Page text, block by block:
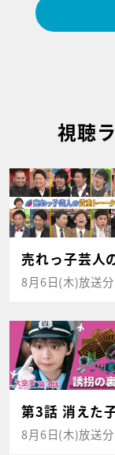
視聴
売れっ子芸人
8月6日(木)放送分
第3話 消えた
8月6日(木)放送分